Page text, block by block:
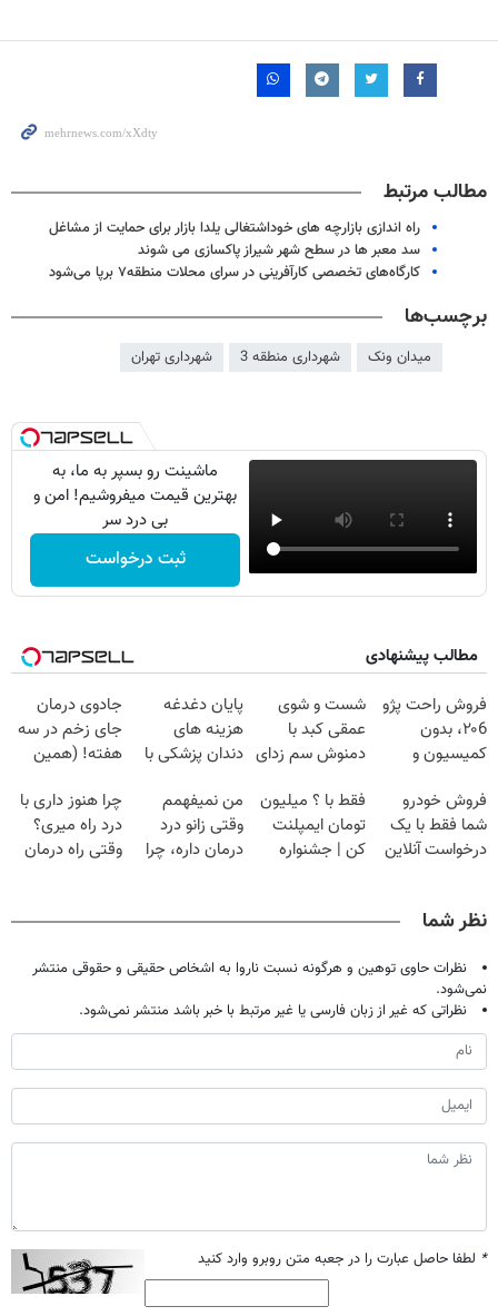
مطالب مرتبط
راه اندازی بازارچه‌ های خوداشتغالی یلدا بازار برای حمایت از مشاغل
سد معبر ها در سطح شهر شیراز پاکسازی می شوند
کارگاه‌های تخصصی کارآفرینی در سرای محلات منطقه۷ برپا می‌شود
برچسب‌ها
میدان ونک شهرداری منطقه 3 شهرداری تهران
ماشینت رو بسپر به ما، به
بهترین قیمت میفروشیم! امن و
بی درد سر
ثبت درخواست
مطالب پیشنهادی
فروش راحت پژو
۲۰6، بدون
کمیسیون و
شست و شوی
عمقی کبد با
دمنوش سم زدای
پایان دغدغه
هزینه های
دندان پزشکی با
خانگی
جادوی درمان
جای زخم در سه
هفته! (همین
صحبت کنید)
فروش خودرو
شما فقط با یک
درخواست آنلاین
فقط با ؟ میلیون
تومان ایمپلنت
کن | جشنواره
من نمیفهمم
وقتی زانو درد
درمان داره، چرا
چرا هنوز داری با
درد راه میری؟
وقتی راه درمان
نظر شما
نظرات حاوی توهین و هرگونه نسبت ناروا به اشخاص حقیقی و حقوقی منتشر
نمی‌شود.
نظراتی که غیر از زبان فارسی یا غیر مرتبط با خبر باشد منتشر نمی‌شود.
* لطفا حاصل عبارت را در جعبه متن روبرو وارد کنید